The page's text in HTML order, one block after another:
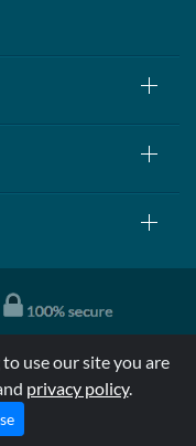
療局により評価されて
る事を承認されていま
use our site you are
privacy policy.